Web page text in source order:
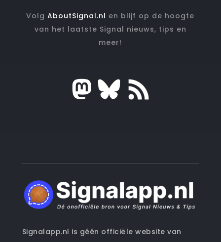
VolgAboutSignal.nl en blijf op de hoogte
van het laatste Signal nieuws, tips en
meer!
Signalapp.nl is géén officiële website van